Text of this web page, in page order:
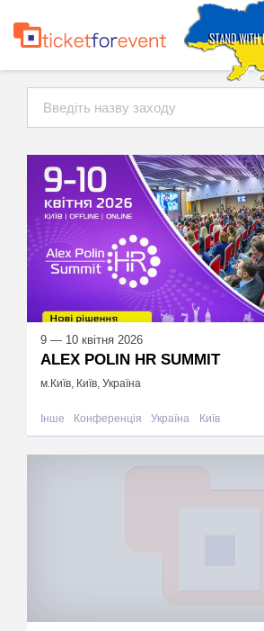
9 — 10 квітня 2026
ALEX POLIN HR SUMMIT
м.Київ, Київ, Україна
Інше Конференція Україна Київ